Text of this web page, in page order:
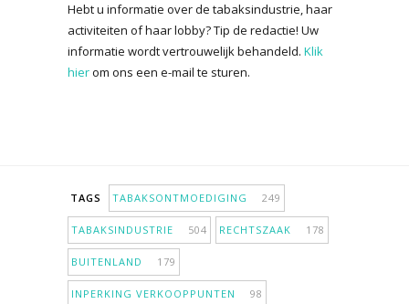
Hebt u informatie over de tabaksindustrie, haar
activiteiten of haar lobby? Tip de redactie! Uw
informatie wordt vertrouwelijk behandeld. Klik
hierom ons een e-mail te sturen.
TAGS TABAKSONTMOEDIGING 249
TABAKSINDUSTRIE 504 RECHTSZAAK 178
BUITENLAND 179
INPERKING VERKOOPPUNTEN 98